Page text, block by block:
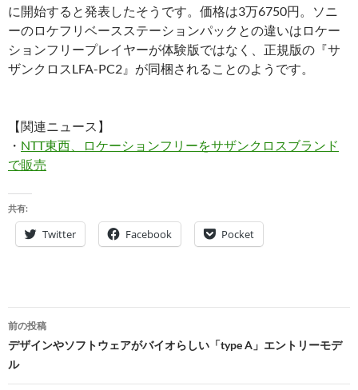
に開始すると発表したそうです。価格は3万6750円。ソニ
ーのロケフリベースステーションパックとの違いはロケー
ションフリープレイヤーが体験版ではなく、正規版の『サ
ザンクロスLFA-PC2』が同梱されることのようです。
【関連ニュース】
・ NTT東西、ロケーションフリーをサザンクロスブランド
で販売
共有:
Twitter Facebook Pocket
投
稿
ナ
前の投稿
デザインやソフトウェアがバイオらしい「type A」エントリーモデ
ル